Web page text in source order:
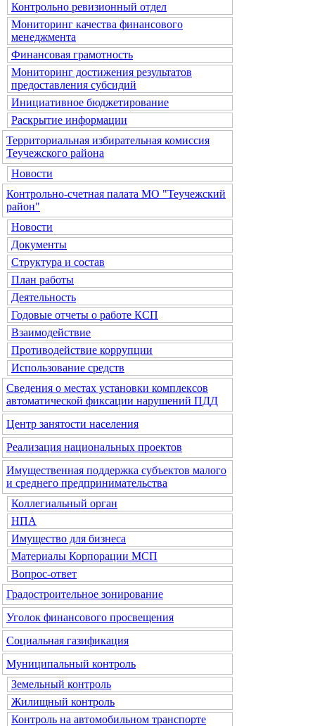
Контрольно ревизионный отдел
Мониторинг качества финансового
менеджмента
Финансовая грамотность
Мониторинг достижения результатов
предоставления субсидий
Инициативное бюджетирование
Раскрытие информации
Территориальная избирательная комиссия
Теучежского района
Новости
Контрольно-счетная палата МО "Теучежский
район"
Новости
Документы
Структура и состав
План работы
Деятельность
Годовые отчеты о работе КСП
Взаимодействие
Противодействие коррупции
Использование средств
Сведения о местах установки комплексов
автоматической фиксации нарушений ПДД
Центр занятости населения
Реализация национальных проектов
Имущественная поддержка субъектов малого
и среднего предпринимательства
Коллегиальный орган
НПА
Имущество для бизнеса
Материалы Корпорации МСП
Вопрос-ответ
Градостроительное зонирование
Уголок финансового просвещения
Социальная газификация
Муниципальный контроль
Земельный контроль
Жилищный контроль
Контроль на автомобильном транспорте